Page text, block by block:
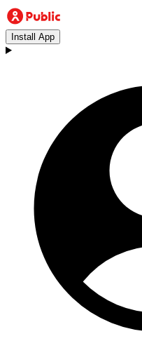
Install App